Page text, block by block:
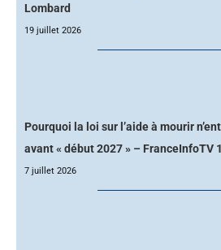
Lombard
19 juillet 2026
Pourquoi la loi sur l’aide à mourir
avant « début 2027 » – FranceInfoTV
7 juillet 2026